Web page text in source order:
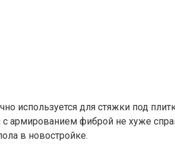
используется для стяжки под
армированием фиброй не хуже
в новостройке.